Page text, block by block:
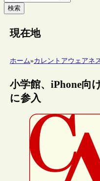
検索
現在地
ホーム»カレントアウェアネ
小学館、iPhone向
に参入